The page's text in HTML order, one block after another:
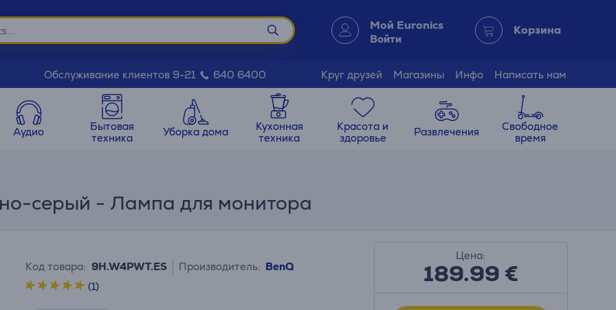
Мой Euronics
Войти
Корзина
Обслуживание клиентов 9-21 640 6400 Круг друзей Магазины Инфо Написать нам
Аудио
Бытовая
техника
Уборка дома
Кухонная
техника
Красота и
здоровье
Развлечения
Свободное
время
серый - Лампа для монитора
Код товара: 9H.W4PWT.ES Производитель: BenQ
(1)
Цена:
189.99€